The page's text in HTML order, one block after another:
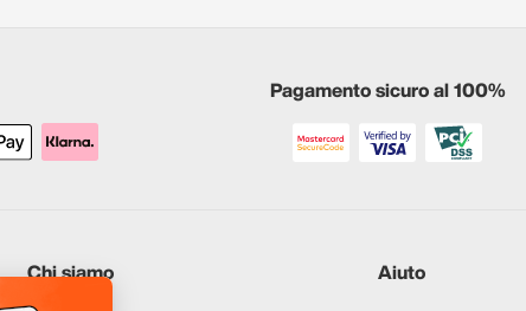
Pagamento sicuro al 100%
Chi siamo Aiuto